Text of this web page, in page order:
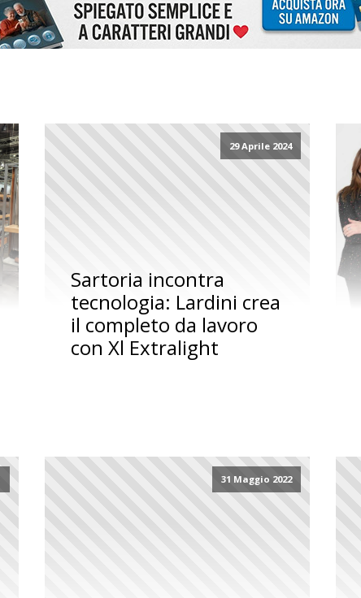
29 Aprile 2024
Sartoria incontra
tecnologia: Lardini crea
il completo da lavoro
con Xl Extralight
31 Maggio 2022